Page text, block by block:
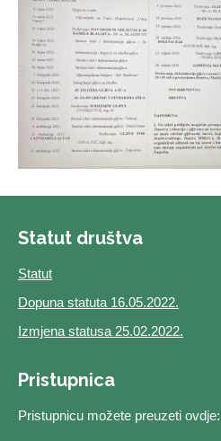
Statut društva
Statut
Dopuna statuta 16.05.2022.
Izmjena statusa 25.02.2022.
Pristupnica
Pristupnicu možete preuzeti ovdje: